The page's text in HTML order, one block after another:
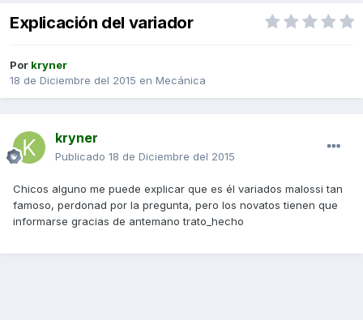
Explicación del variador
Por kryner
18 de Diciembre del 2015 en Mecánica
kryner
Publicado 18 de Diciembre del 2015
Chicos alguno me puede explicar que es él variados malossi tan
famoso, perdonad por la pregunta, pero los novatos tienen que
informarse gracias de antemano trato_hecho